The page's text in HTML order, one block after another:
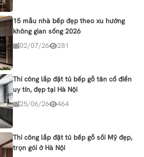
15 mẫu nhà bếp đẹp theo xu hướng
không gian sống 2026
02/07/26
281
Thi công lắp đặt tủ bếp gỗ tân cổ điển
uy tín, đẹp tại Hà Nội
25/06/26
464
Thi công lắp đặt tủ bếp gỗ sồi Mỹ đẹp,
trọn gói ở Hà Nội